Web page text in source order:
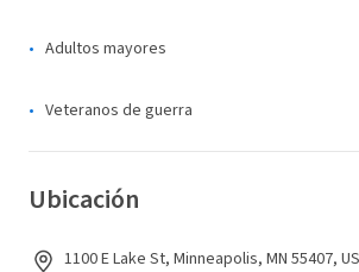
Adultos mayores
Veteranos de guerra
Ubicación
1100 E Lake St, Minneapolis, MN 55407,